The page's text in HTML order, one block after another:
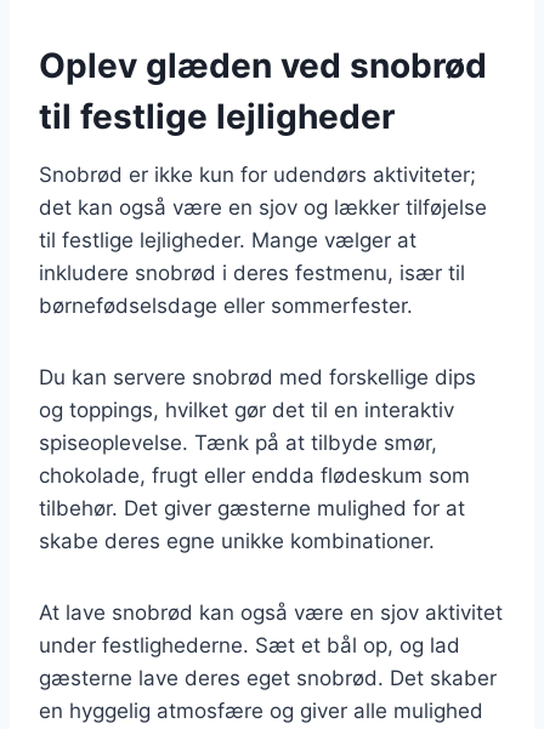
Oplev glæden ved snobrød
til festlige lejligheder
Snobrød er ikke kun for udendørs aktiviteter;
det kan også være en sjov og lækker tilføjelse
til festlige lejligheder. Mange vælger at
inkludere snobrød i deres festmenu, især til
børnefødselsdage eller sommerfester.
Du kan servere snobrød med forskellige dips
og toppings, hvilket gør det til en interaktiv
spiseoplevelse. Tænk på at tilbyde smør,
chokolade, frugt eller endda flødeskum som
tilbehør. Det giver gæsterne mulighed for at
skabe deres egne unikke kombinationer.
At lave snobrød kan også være en sjov aktivitet
under festlighederne. Sæt et bål op, og lad
gæsterne lave deres eget snobrød. Det skaber
en hyggelig atmosfære og giver alle mulighed